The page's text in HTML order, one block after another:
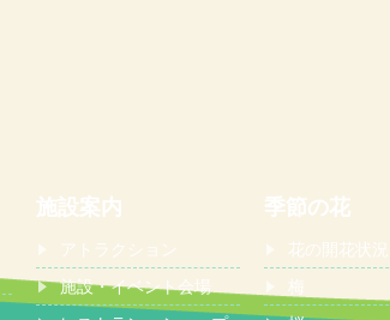
施設案内
アトラクション
施設・イベント会場
季節の花
花の開花状況
梅